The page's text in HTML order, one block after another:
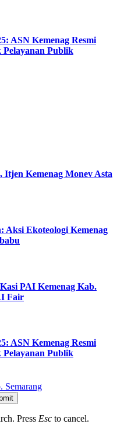
ASN Kemenag Resmi
Publik
Kemenag Monev Asta
Aksi Ekoteologi Kemenag
PAI Kemenag Kab.
Fair
ASN Kemenag Resmi
Publik
Semarang
Press Esc to cancel.